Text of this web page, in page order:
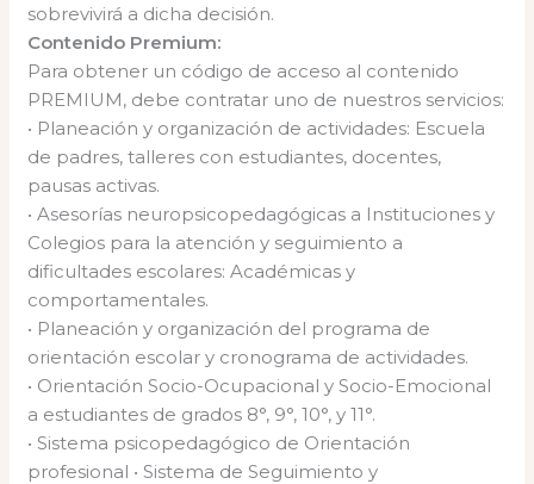
sobrevivirá a dicha decisión.
Contenido Premium:
Para obtener un código de acceso al contenido
PREMIUM, debe contratar uno de nuestros servicios:
• Planeación y organización de actividades: Escuela
de padres, talleres con estudiantes, docentes,
pausas activas.
• Asesorías neuropsicopedagógicas a Instituciones y
Colegios para la atención y seguimiento a
dificultades escolares: Académicas y
comportamentales.
• Planeación y organización del programa de
orientación escolar y cronograma de actividades.
• Orientación Socio-Ocupacional y Socio-Emocional
a estudiantes de grados 8°, 9°, 10°, y 11°.
• Sistema psicopedagógico de Orientación
profesional • Sistema de Seguimiento y